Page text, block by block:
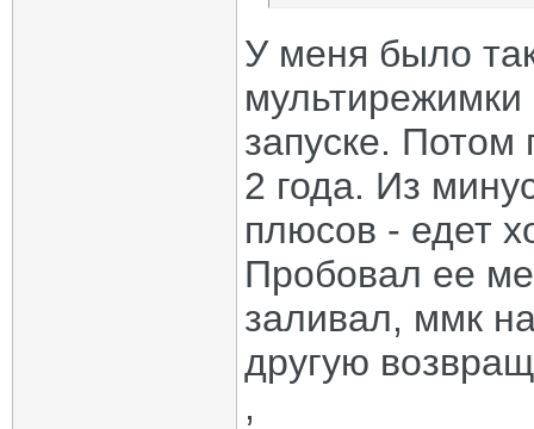
У меня было
запуске.
2 года. Из
плюсов - едет
Пробовал ее
заливал, ммк
другую
,